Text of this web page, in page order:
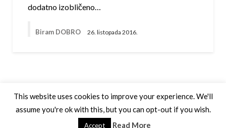
dodatno izobličeno…
Biram DOBRO 26. listopada 2016.
Theme by Silk Themes
This website uses cookies to improve your experience. We'll
assume you're ok with this, but you can opt-out if you wish.
Accept Read More